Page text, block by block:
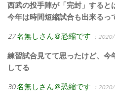
西武の投手陣が「完封」すると
今年は時間短縮試合も出来るっ
27名無しさん＠恐縮です ：
練習試合見てて思ったけど、今
してる
30名無しさん＠恐縮です ：